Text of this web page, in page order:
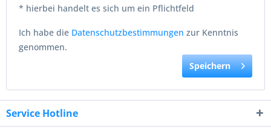
* hierbei handelt es sich um ein Pflichtfeld
Ich habe die Datenschutzbestimmungen zur Kenntnis
genommen.
Speichern
Service Hotline